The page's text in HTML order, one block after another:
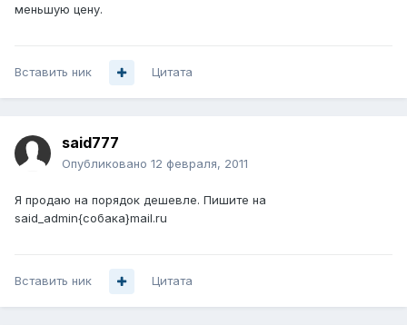
меньшую цену.
Вставить ник Цитата
said777
Опубликовано 12 февраля, 2011
Я продаю на порядок дешевле. Пишите на
said_admin{собака}mail.ru
Вставить ник Цитата